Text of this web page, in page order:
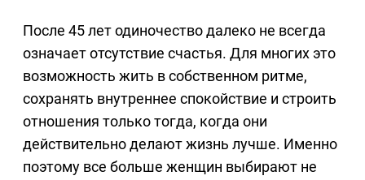
После 45 лет одиночество далеко не всегда
означает отсутствие счастья. Для многих это
возможность жить в собственном ритме,
сохранять внутреннее спокойствие и строить
отношения только тогда, когда они
действительно делают жизнь лучше. Именно
поэтому все больше женщин выбирают не